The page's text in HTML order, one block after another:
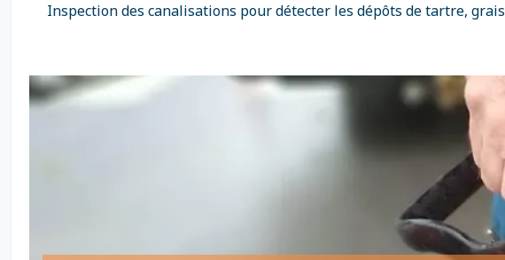
Inspection des canalisations pour détecter les dépôts de tartre,